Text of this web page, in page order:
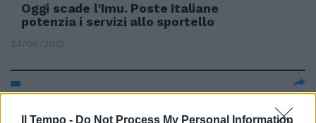
Il Tempo - Do Not Process My Personal Information
Oggi scade l'Imu. Poste Italiane
potenzia i servizi allo sportello
24/06/2012
Pietroburgo a Vladivostock,